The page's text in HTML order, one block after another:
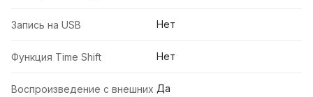
Запись на USB Нет
Функция Time Shift Нет
Воспроизведение с внешних Да